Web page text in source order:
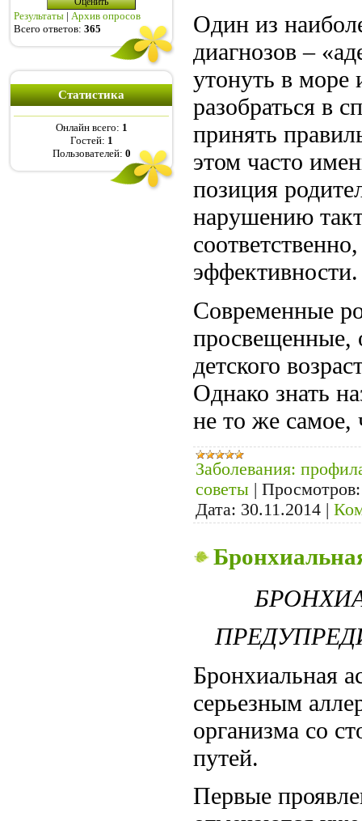
Результаты | Архив опросов
Всего ответов: 365
Статистика
Онлайн всего: 1
Гостей: 1
Пользователей: 0
Один из
диагнозов –
утонуть в
разобраться в
принять
этом часто
позиция
нарушению
эффективности.
Современные
просвещенные,
детского
Однако знать
не то же самое,
Заболевания:
советы | Просмотров:
Дата: 30.11.2014 |
Бронхиальная
серьезным
организма со
путей.
Первые